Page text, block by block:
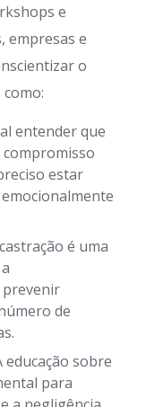
e
empresas e
o
entender que
compromisso
estar
é uma
prevenir
de
educação sobre
para